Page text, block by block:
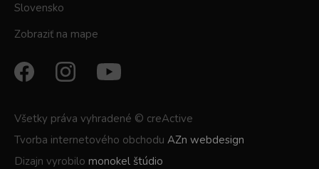
Slovensko
Zobraziť na mape
Všetky práva vyhradené © creActive
Tvorba internetového obchodu AZn webdesign
Dizajn vyrobilo monokel štúdio